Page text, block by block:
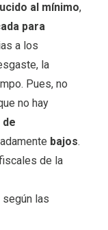
al mínimo,
para
a los
la
Pues, no
no hay
bajos.
de la
según las